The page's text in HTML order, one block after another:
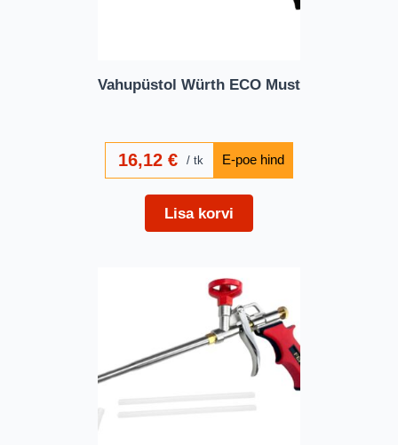
Vahupüstol Würth ECO Must
16,12 € tk
Lisa korvi